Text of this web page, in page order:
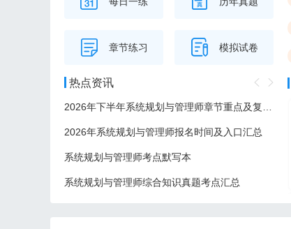
章节练习 模拟试卷
热点资讯
2026年系统规划与管理师报名时间及入口汇总
系统规划与管理师考点默写本
系统规划与管理师综合知识真题考点汇总